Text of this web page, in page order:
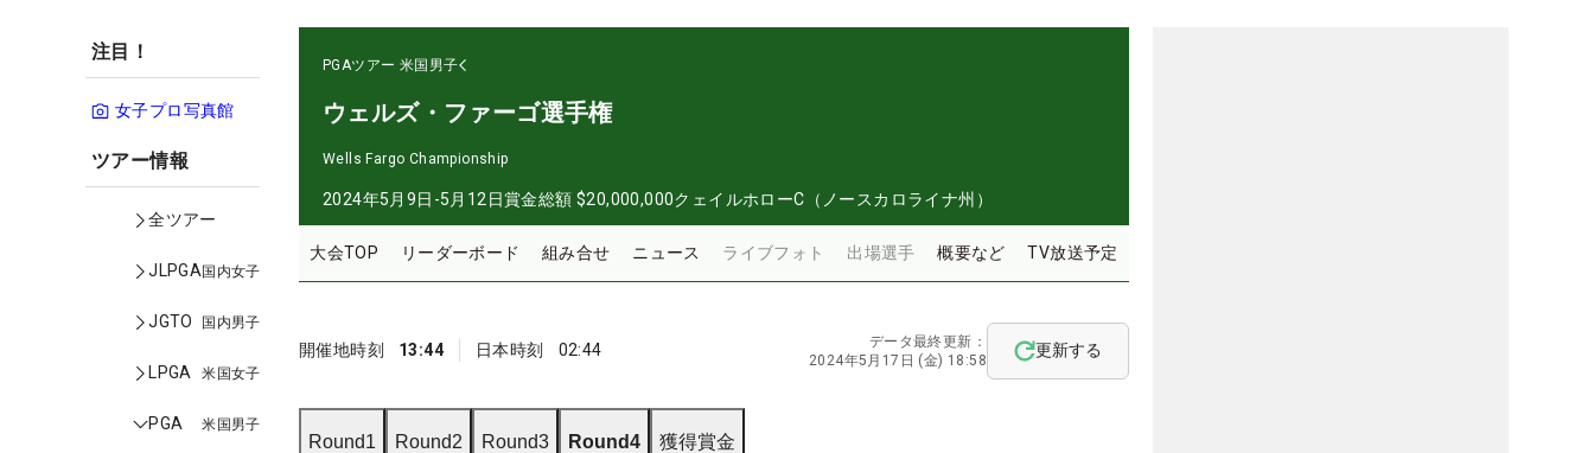
注目！
女子プロ写真館
ツアー情報
全ツアー
JLPGA国内女子
JGTO 国内男子
LPGA 米国女子
PGA 米国男子
PGAツアー 米国男子
ウェルズ・ファーゴ選手権
Wells Fargo Championship
2024年5月9日-5月12日賞金総額 $20,000,000クェイルホローC（ノースカロライナ州）
大会TOP リーダーボード 組み合せ ニュース ライブフォト 出場選手 概要など TV放送予定
開催地時刻 13:44 日本時刻 02:44
データ最終更新：
2024年5月17日 (金) 18:58
更新する
Round1 Round2 Round3 Round4 獲得賞金